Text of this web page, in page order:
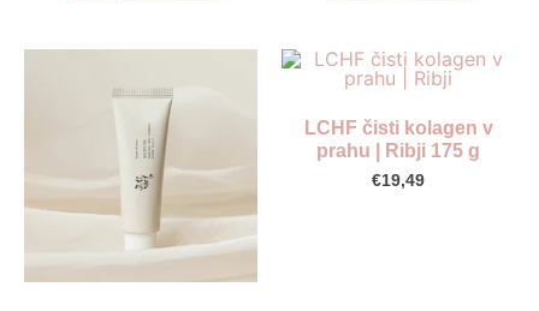
LCHF čisti kolagen v
prahu | Ribji 175 g
€19,49